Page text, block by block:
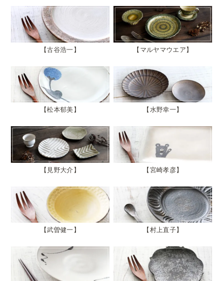
古谷浩一 マルヤマウエア
松本郁美 水野幸一
見野大介 宮崎孝彦
武曽健一 村上直子